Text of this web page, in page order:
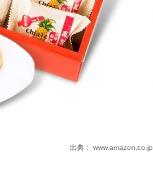
出典： www.amazon.co.jp